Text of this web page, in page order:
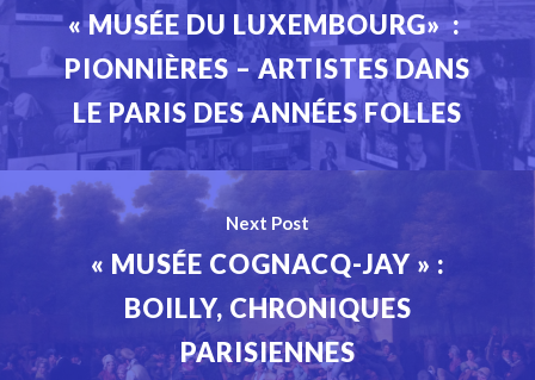
« MUSÉE DU LUXEMBOURG» :
PIONNIÈRES – ARTISTES DANS
LE PARIS DES ANNÉES FOLLES
Next Post
« MUSÉE COGNACQ-JAY » :
BOILLY, CHRONIQUES
PARISIENNES